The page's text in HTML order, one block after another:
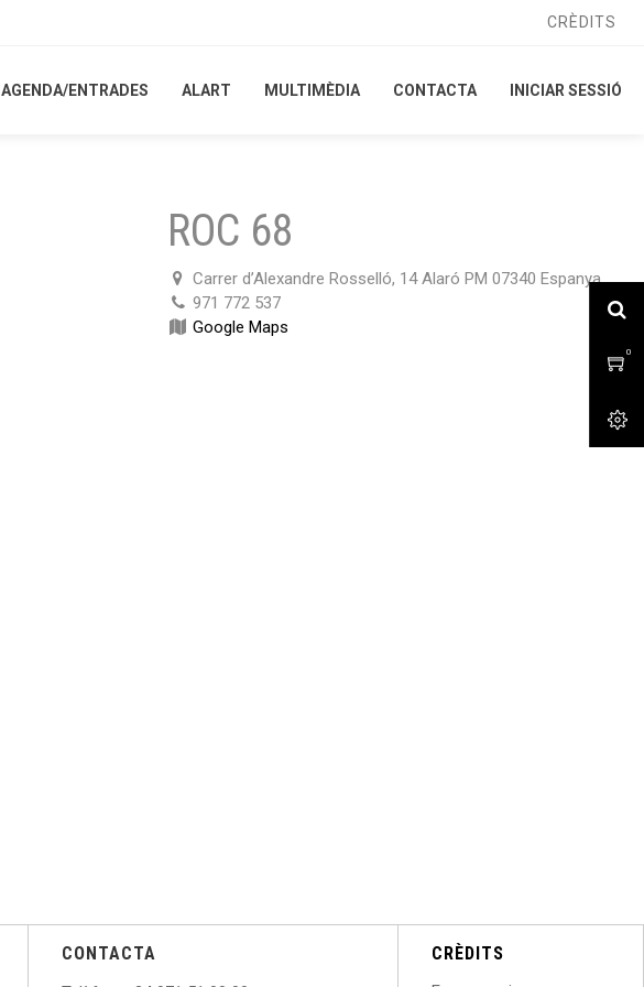
CRÈDITS
0
AGENDA/ENTRADES ALART MULTIMÈDIA CONTACTA INICIAR SESSIÓ
CRÈDITS
0
AGENDA/ENTRADES ALART MULTIMÈDIA CONTACTA INICIAR SESSIÓ
ROC 68
Carrer d’Alexandre Rosselló, 14 Alaró PM 07340 Espanya
971 772 537
Google Maps
CONTACTA CRÈDITS